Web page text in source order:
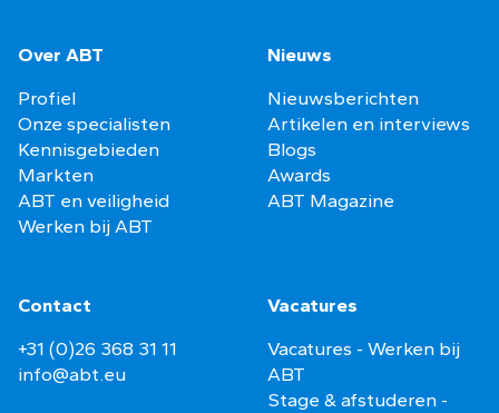
Over ABT
Profiel
Onze specialisten
Kennisgebieden
Markten
ABT en veiligheid
Werken bij ABT
Nieuws
Nieuwsberichten
Artikelen en interviews
Blogs
Awards
ABT Magazine
Contact
+31 (0)26 368 31 11
info@abt.eu
Vacatures
Vacatures - Werken bij
ABT
Stage & afstuderen -